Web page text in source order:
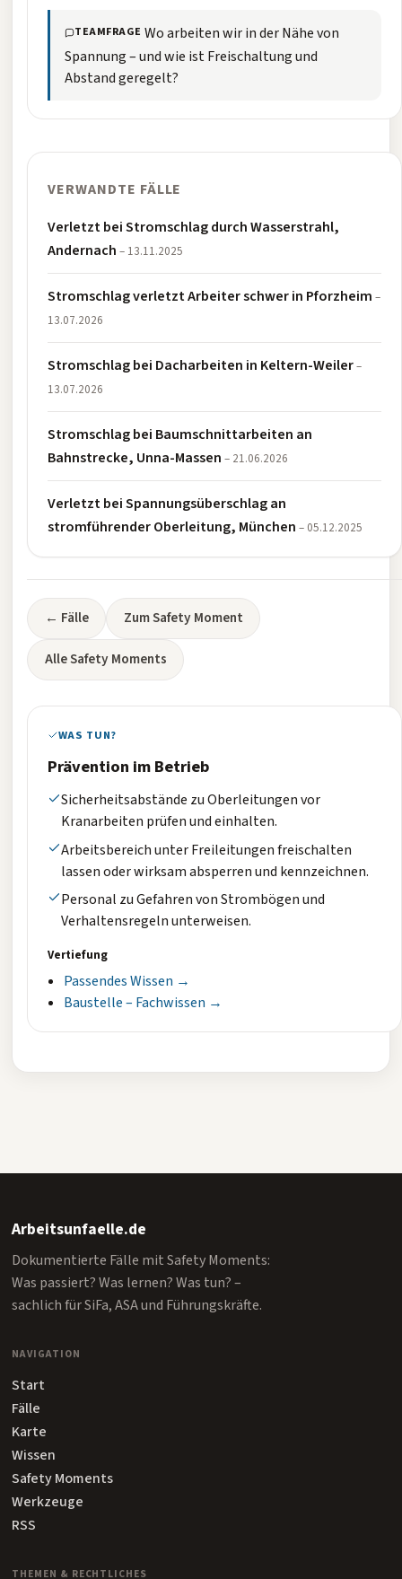
TEAMFRAGE Wo arbeiten wir in der Nähe von
Spannung – und wie ist Freischaltung und
Abstand geregelt?
WAS TUN?
Prävention im Betrieb
Sicherheitsabstände zu Oberleitungen vor
Kranarbeiten prüfen und einhalten.
Arbeitsbereich unter Freileitungen freischalten
lassen oder wirksam absperren und kennzeichnen.
Personal zu Gefahren von Strombögen und
Verhaltensregeln unterweisen.
Vertiefung
Passendes Wissen →
Baustelle – Fachwissen →
VERWANDTE FÄLLE
Verletzt bei Stromschlag durch Wasserstrahl,
Andernach– 13.11.2025
Stromschlag verletzt Arbeiter schwer in Pforzheim–
13.07.2026
Stromschlag bei Dacharbeiten in Keltern-Weiler–
13.07.2026
Stromschlag bei Baumschnittarbeiten an
Bahnstrecke, Unna-Massen– 21.06.2026
Verletzt bei Spannungsüberschlag an
stromführender Oberleitung, München– 05.12.2025
← Fälle Zum Safety Moment
Alle Safety Moments
Arbeitsunfaelle.de
Dokumentierte Fälle mit Safety Moments:
Was passiert? Was lernen? Was tun? –
sachlich für SiFa, ASA und Führungskräfte.
NAVIGATION
Start
Fälle
Karte
Wissen
Safety Moments
Werkzeuge
RSS
THEMEN & RECHTLICHES